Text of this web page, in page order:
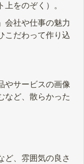
をのぞく）。
会社や仕事の魅力
こだわって作り込
やサービスの画像
など、散らかった
ど、雰囲気の良さ